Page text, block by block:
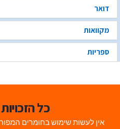
דואר
מקוואות
ספריות
כל
אין לעשות שימוש בחומרים